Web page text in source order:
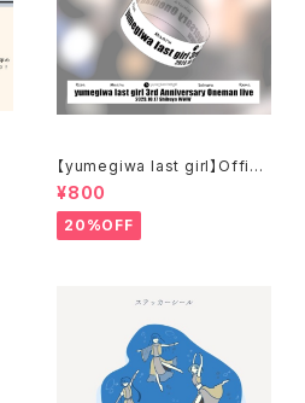
【yumegiwa last girl】Offici
al Rubber Band
¥800
20%OFF